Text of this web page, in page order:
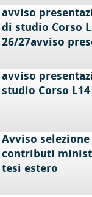
avviso
di studio Corso
26/27avviso
avviso
studio Corso L14
Avviso
contributi
tesi estero